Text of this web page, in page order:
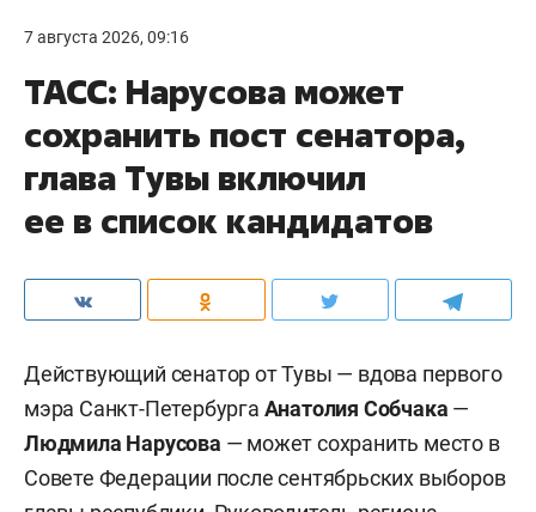
7 августа 2026, 09:16
ТАСС: Нарусова может
сохранить пост сенатора,
глава Тувы включил
ее в список кандидатов
Действующий сенатор от Тувы — вдова первого
мэра Санкт-Петербурга Анатолия Собчака —
Людмила Нарусова — может сохранить место в
Совете Федерации после сентябрьских выборов